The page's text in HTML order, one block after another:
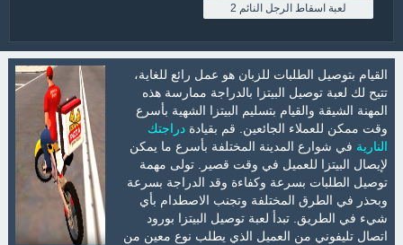
لعبة اسقاط الرجل النائم 2
القيام بتوصيل الطلبات للزبان هو عمل رائع للغاية،
تتيح لك لعبة توصيل البيتزا بالدراجة ممارسة هذه
المهنة الشيقة والقيام بتسليم البيتزا الشهية بأسرع
وقت ممكن للعملاء الجائعين. قم بقيادة دراجتك
النارية في شوارع المدينة المختلفة بأسرع ما يمكن
لإيصال البيتزا للعميل في وقت قصير. تولى مهمة
توصيل الطلبات بسرعة وكفاءة وقد الدراجة بسرعة
وبحذر في الطرق المختلفة وتجنب الاصطدام بأي
شيء في الطريق. تبدأ لعبة توصيل البيتزا بورود
اتصال تليفوني من العميل الذي يطلب نوع معين من